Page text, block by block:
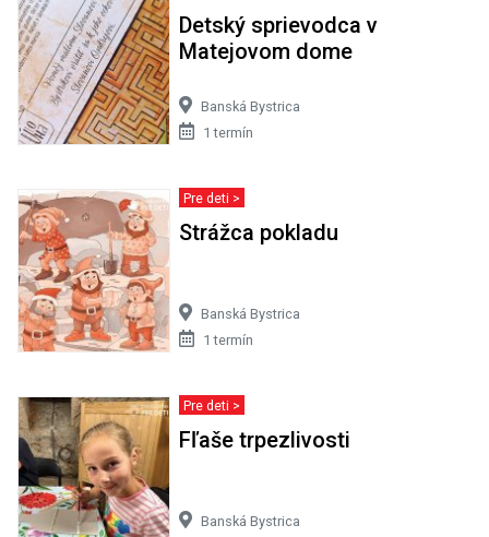
Detský sprievodca v
Matejovom dome
Banská Bystrica
1 termín
Pre deti >
Strážca pokladu
Banská Bystrica
1 termín
Pre deti >
Fľaše trpezlivosti
Banská Bystrica